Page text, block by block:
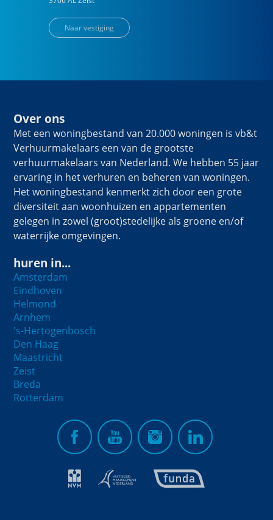
Naar vestiging
Over ons
Met een woningbestand van 20.000 woningen is vb&t
Verhuurmakelaars een van de grootste
verhuurmakelaars van Nederland. We hebben 55 jaar
ervaring in het verhuren en beheren van woningen.
Het woningbestand kenmerkt zich door een grote
diversiteit aan woonhuizen en appartementen
gelegen in zowel (groot)stedelijke als groene en/of
waterrijke omgevingen.
huren in...
Amsterdam
Eindhoven
Helmond
Arnhem
's-Hertogenbosch
Den Haag
Maastricht
Zeist
Breda
Rotterdam